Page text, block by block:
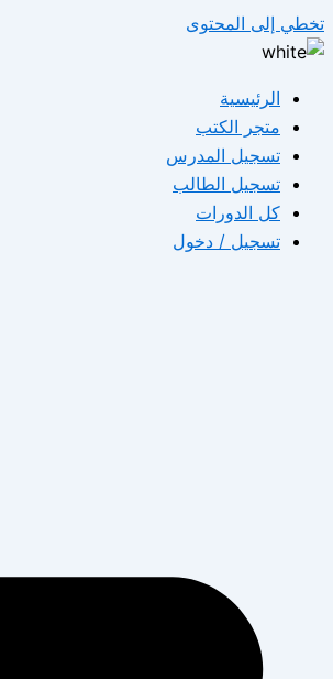
تخطي إلى المحتوى
الرئيسية
متجر الكتب
تسجيل المدرس
تسجيل الطالب
كل الدورات
تسجيل / دخول